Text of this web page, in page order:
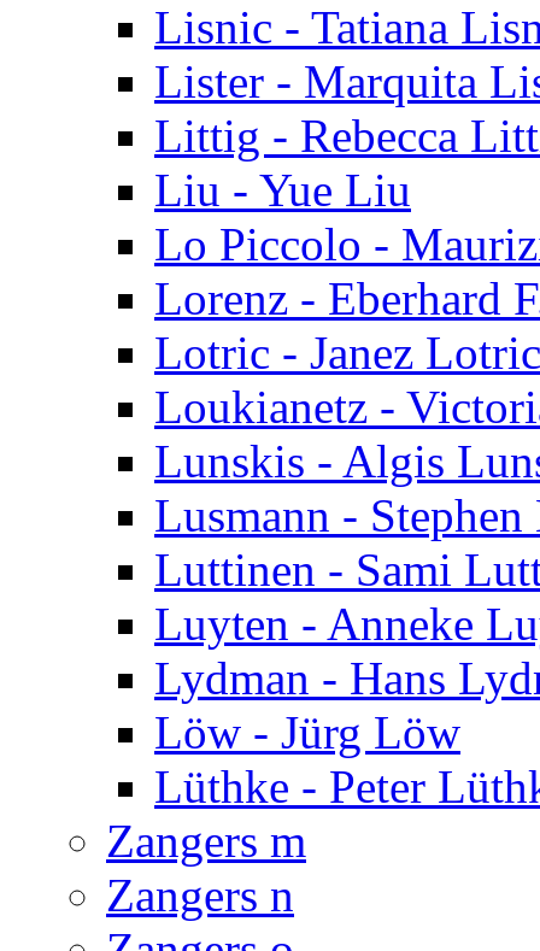
Lisnic - Tatiana
Lister - Marquita
Littig - Rebecca
Liu - Yue Liu
Lo Piccolo -
Lorenz - Eberhard
Lotric - Janez Lotric
Loukianetz -
Lunskis - Algis
Lusmann - Stephen
Luttinen - Sami
Luyten - Anneke
Lydman - Hans
Löw - Jürg Löw
Lüthke - Peter
Zangers m
Zangers n